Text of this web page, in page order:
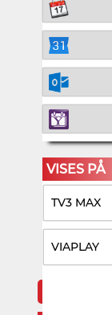
VISES PÅ
TV3 MAX
VIAPLAY